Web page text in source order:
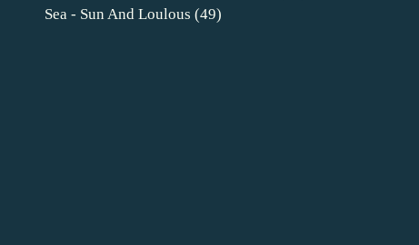
Sea - Sun And Loulous (49)